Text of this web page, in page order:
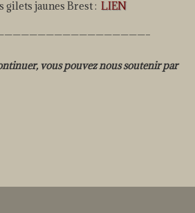
gilets jaunes Brest : LIEN
vous pouvez nous soutenir par